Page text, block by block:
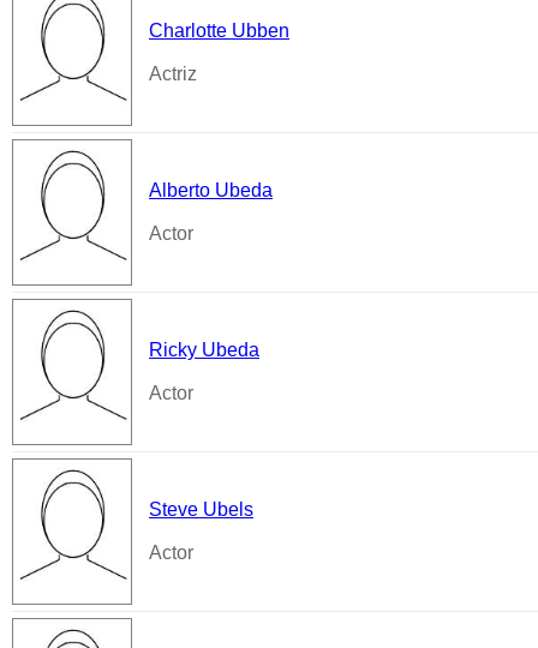
Charlotte Ubben
Actriz
Alberto Ubeda
Actor
Ricky Ubeda
Actor
Steve Ubels
Actor